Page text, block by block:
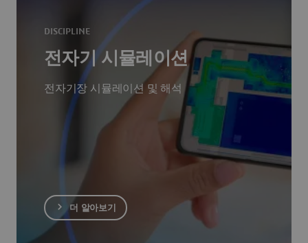
DISCIPLINE
전자기 시뮬레이션
전자기장 시뮬레이션 및 해석
더 알아보기